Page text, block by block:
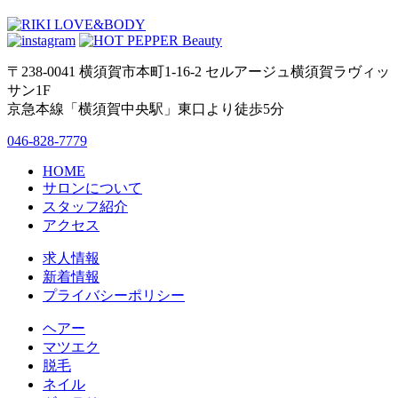
〒238-0041 横須賀市本町1-16-2 セルアージュ横須賀ラヴィッ
サン1F
京急本線「横須賀中央駅」東口より徒歩5分
046-828-7779
HOME
サロンについて
スタッフ紹介
アクセス
求人情報
新着情報
プライバシーポリシー
ヘアー
マツエク
脱毛
ネイル